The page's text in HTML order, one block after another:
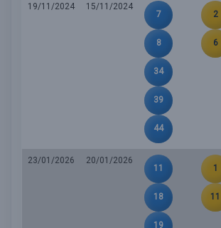
19/11/2024
15/11/2024
7
8
34
39
44
2
6
23/01/2026
20/01/2026
11
18
19
1
11